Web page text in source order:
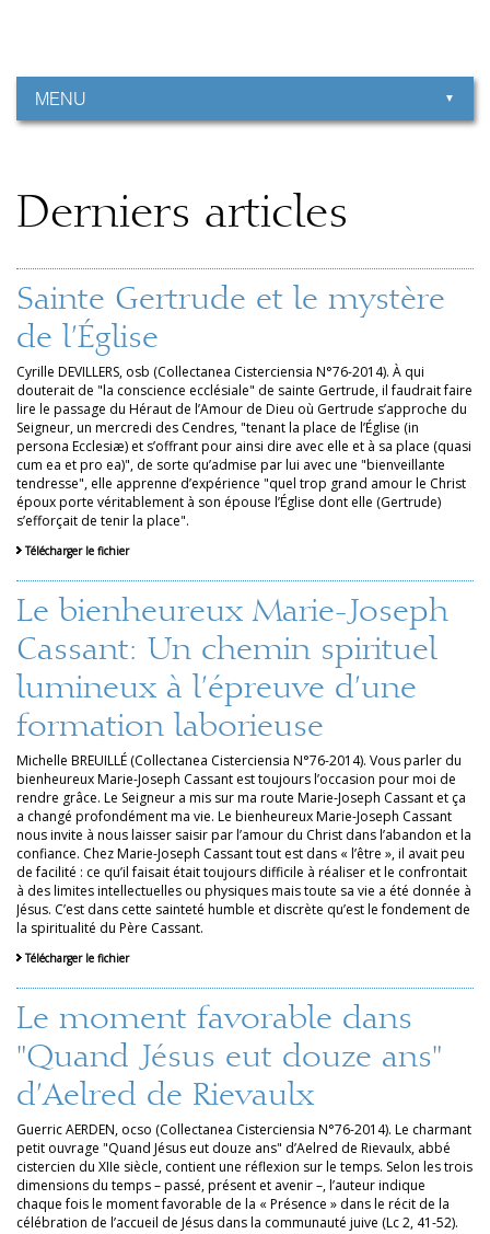
MENU
Derniers articles
Sainte Gertrude et le mystère
de l’Église
Cyrille DEVILLERS, osb (Collectanea Cisterciensia N°76-2014). À qui
douterait de "la conscience ecclésiale" de sainte Gertrude, il faudrait faire
lire le passage du Héraut de l’Amour de Dieu où Gertrude s’approche du
Seigneur, un mercredi des Cendres, "tenant la place de l’Église (in
persona Ecclesiæ) et s’offrant pour ainsi dire avec elle et à sa place (quasi
cum ea et pro ea)", de sorte qu’admise par lui avec une "bienveillante
tendresse", elle apprenne d’expérience "quel trop grand amour le Christ
époux porte véritablement à son épouse l’Église dont elle (Gertrude)
s’efforçait de tenir la place".
Télécharger le fichier
Le bienheureux Marie-Joseph
Cassant: Un chemin spirituel
lumineux à l’épreuve d’une
formation laborieuse
Michelle BREUILLÉ (Collectanea Cisterciensia N°76-2014). Vous parler du
bienheureux Marie-Joseph Cassant est toujours l’occasion pour moi de
rendre grâce. Le Seigneur a mis sur ma route Marie-Joseph Cassant et ça
a changé profondément ma vie. Le bienheureux Marie-Joseph Cassant
nous invite à nous laisser saisir par l’amour du Christ dans l’abandon et la
confiance. Chez Marie-Joseph Cassant tout est dans « l’être », il avait peu
de facilité : ce qu’il faisait était toujours difficile à réaliser et le confrontait
à des limites intellectuelles ou physiques mais toute sa vie a été donnée à
Jésus. C’est dans cette sainteté humble et discrète qu’est le fondement de
la spiritualité du Père Cassant.
Télécharger le fichier
Le moment favorable dans
"Quand Jésus eut douze ans"
d’Aelred de Rievaulx
Guerric AERDEN, ocso (Collectanea Cisterciensia N°76-2014). Le charmant
petit ouvrage "Quand Jésus eut douze ans" d’Aelred de Rievaulx, abbé
cistercien du XIIe siècle, contient une réflexion sur le temps. Selon les trois
dimensions du temps – passé, présent et avenir –, l’auteur indique
chaque fois le moment favorable de la « Présence » dans le récit de la
célébration de l’accueil de Jésus dans la communauté juive (Lc 2, 41-52).